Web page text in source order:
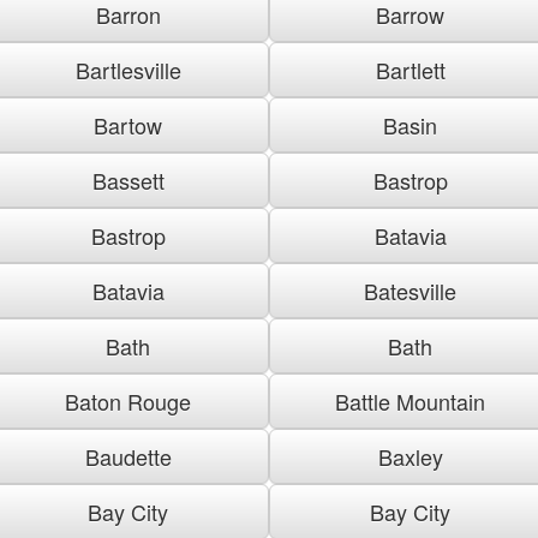
Barron
Barrow
Bartlesville
Bartlett
Bartow
Basin
Bassett
Bastrop
Bastrop
Batavia
Batavia
Batesville
Bath
Bath
Baton Rouge
Battle Mountain
Baudette
Baxley
Bay City
Bay City